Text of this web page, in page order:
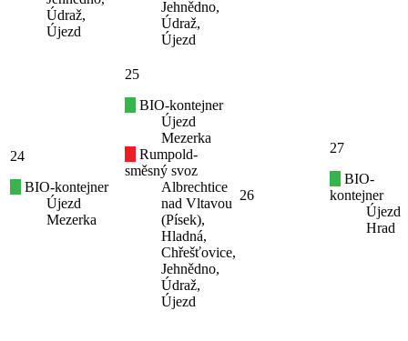
Údraž,
Újezd
Jehnědno,
Údraž,
Újezd
24
BIO-kontejner
Újezd
Mezerka
25
BIO-kontejner
Újezd
Mezerka
Rumpold-
směsný svoz
Albrechtice
nad Vltavou
(Písek),
Hladná,
Chřešťovice,
Jehnědno,
Údraž,
Újezd
26
27
BIO-
kontejner
Újezd
Hrad